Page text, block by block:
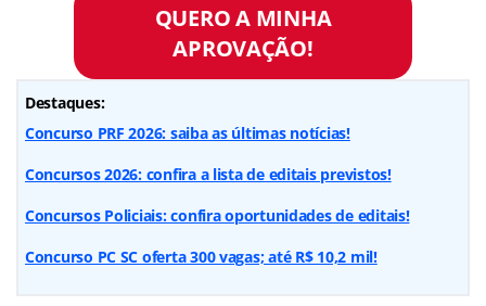
QUERO A MINHA
APROVAÇÃO!
Destaques:
Concurso PRF 2026: saiba as últimas notícias!
Concursos 2026: confira a lista de editais previstos!
Concursos Policiais: confira oportunidades de editais!
Concurso PC SC oferta 300 vagas; até R$ 10,2 mil!